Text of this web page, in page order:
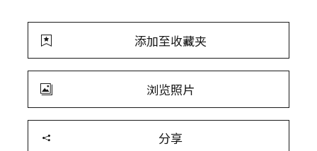
添加至收藏夹
浏览照片
分享